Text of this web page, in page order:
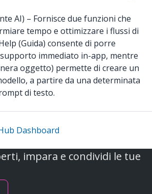
AI) – Fornisce due funzioni che
tempo e ottimizzare i flussi di
(Guida) consente di porre
immediato in-app, mentre
oggetto) permette di creare un
a partire da una determinata
di testo.
Dashboard
impara e condividi le tue